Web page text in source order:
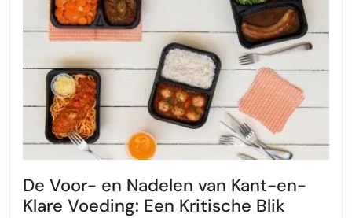
De Voor- en Nadelen van Kant-en-
Klare Voeding: Een Kritische Blik